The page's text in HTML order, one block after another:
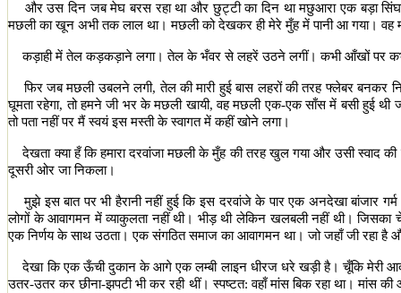
और उस दिन जब मेघ बरस रहा था और छुट्टी का दिन था मछुआरा एक बड़ा
मछली का खून अभी तक लाल था। मछली को देखकर ही मेरे मुँह में पानी आ गया। वह
कड़ाही में तेल कड़कड़ाने लगा। तेल के भँवर से लहरें उठने लगीं। कभी आँखों पर
फिर जब मछली उबलने लगी,तेल की मारी हुई बास लहरों की तरह फ्लेबर बनकर
घूमता रहेगा,तो हमने जी भर के मछली खायी,वह मछली एक-एक साँस में बसी हुई थी
तो पता नहीं पर मैं स्वयं इस मस्ती के स्वागत में कहीं खोने लगा।
देखता क्या हँ कि हमारा दरवांजा मछली के मुँह की तरह खुल गया और उसी स्वाद
दूसरी ओर जा निकला।
मुझे इस बात पर भी हैरानी नहीं हुई कि इस दरवांजे के पार एक अनदेखा बांजार
लोगों के आवागमन में व्याकुलता नहीं थी। भीड़ थी लेकिन खलबली नहीं थी। जिसका
एक निर्णय के साथ उठता। एक संगठित समाज का आवागमन था। जो जहाँ जी रहा है
देखा कि एक ऊँची दुकान के आगे एक लम्बी लाइन धीरज धरे खड़ी है। चूँकि मेरी
उतर-उतर कर छीना-झपटी भी कर रही थीं। स्पष्टत: वहाँ मांस बिक रहा था। मांस